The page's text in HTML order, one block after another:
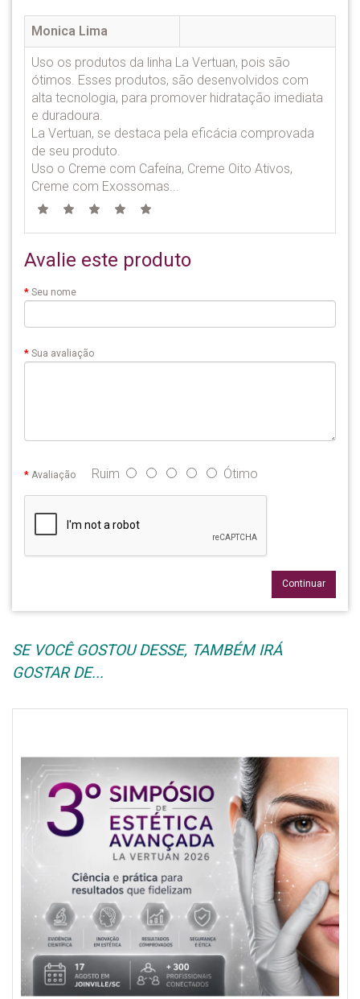
Monica Lima
Uso os produtos da linha La Vertuan, pois são
ótimos. Esses produtos, são desenvolvidos com
alta tecnologia, para promover hidratação imediata
e duradoura.
La Vertuan, se destaca pela eficácia comprovada
de seu produto.
Uso o Creme com Cafeína, Creme Oito Ativos,
Creme com Exossomas...
Avalie este produto
Seu nome
Sua avaliação
Avaliação Ruim Ótimo
Continuar
SE VOCÊ GOSTOU DESSE, TAMBÉM IRÁ
GOSTAR DE...